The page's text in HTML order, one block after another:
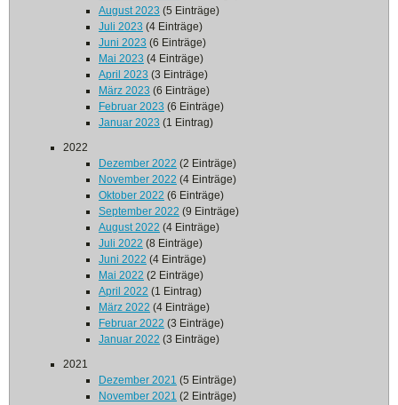
August 2023 (5 Einträge)
Juli 2023 (4 Einträge)
Juni 2023 (6 Einträge)
Mai 2023 (4 Einträge)
April 2023 (3 Einträge)
März 2023 (6 Einträge)
Februar 2023 (6 Einträge)
Januar 2023 (1 Eintrag)
2022
Dezember 2022 (2 Einträge)
November 2022 (4 Einträge)
Oktober 2022 (6 Einträge)
September 2022 (9 Einträge)
August 2022 (4 Einträge)
Juli 2022 (8 Einträge)
Juni 2022 (4 Einträge)
Mai 2022 (2 Einträge)
April 2022 (1 Eintrag)
März 2022 (4 Einträge)
Februar 2022 (3 Einträge)
Januar 2022 (3 Einträge)
2021
Dezember 2021 (5 Einträge)
November 2021 (2 Einträge)